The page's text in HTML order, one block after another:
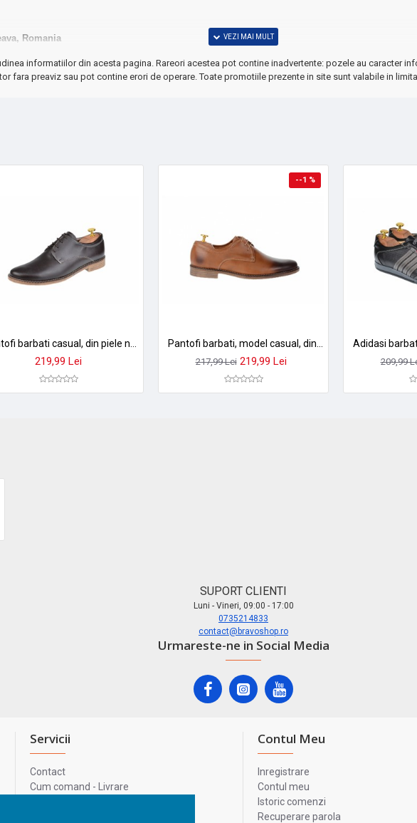
Romania
informatiilor din acesta pagina. Rareori acestea pot contine inadvertente: pozele au caracter
fara preaviz sau pot contine erori de operare. Toate promotiile prezente in site sunt valabile in
Pantofi barbati casual, din piele naturala maro PAMBOX
219,99 Lei
--1 %
Pantofi barbati, model casual, din piele naturala maro deschis - 336MBOX
217,99 Lei 219,99 Lei 209,99
SUPORT CLIENTI
Luni - Vineri, 09:00 - 17:00
0735214833
contact@bravoshop.ro
Urmareste-ne in Social Media
Servicii
Contact
Cum comand - Livrare
Contul Meu
Inregistrare
Contul meu
Istoric comenzi
Recuperare parola